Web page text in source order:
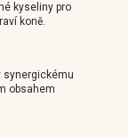
kyseliny pro
koně.
synergickému
obsahem